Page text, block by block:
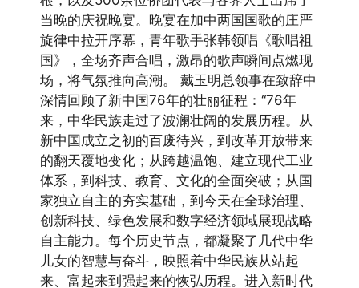
当晚的庆祝晚宴。晚宴在加中两国国歌的庄严
旋律中拉开序幕，青年歌手张韩领唱《歌唱祖
国》，全场齐声合唱，激昂的歌声瞬间点燃现
场，将气氛推向高潮。 戴玉明总领事在致辞中
深情回顾了新中国76年的壮丽征程：“76年
来，中华民族走过了波澜壮阔的发展历程。从
新中国成立之初的百废待兴，到改革开放带来
的翻天覆地变化；从跨越温饱、建立现代工业
体系，到科技、教育、文化的全面突破；从国
家独立自主的夯实基础，到今天在全球治理、
创新科技、绿色发展和数字经济领域展现战略
自主能力。每个历史节点，都凝聚了几代中华
儿女的智慧与奋斗，映照着中华民族从站起
来、富起来到强起来的恢弘历程。进入新时代